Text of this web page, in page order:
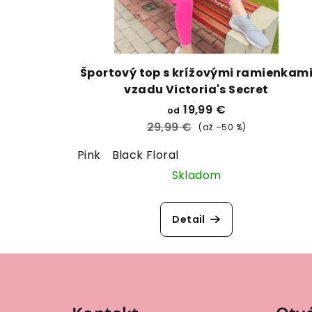
Športový top s krížovými ramienkami
vzadu Victoria's Secret
od 19,99 €
29,99 € (až –50 %)
Pink
Black Floral
Skladom
Detail